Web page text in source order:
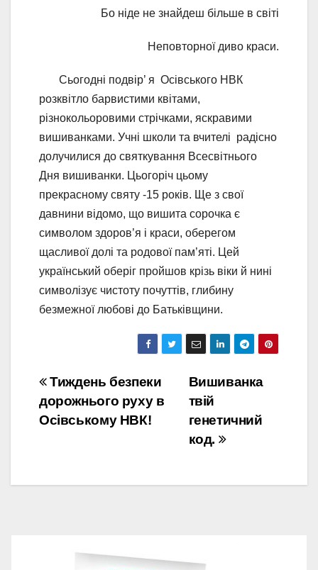
Бо ніде не знайдеш більше в світі
Неповторної диво краси.
Сьогодні подвір’ я Осівського НВК
розквітло барвистими квітами,
різнокольоровими стрічками, яскравими
вишиванками. Учні школи та вчителі радісно
долучилися до святкування Всесвітнього
Дня вишиванки. Цьогоріч цьому
прекрасному святу -15 років. Ще з свої
давнини відомо, що вишита сорочка є
символом здоров’я і краси, оберегом
щасливої долі та родової пам’яті. Цей
український оберіг пройшов крізь віки й нині
символізує чистоту почуттів, глибину
безмежної любові до Батьківщини.
Навігація
записів
Вишиванка
твій
генетичний
код.
Тиждень безпеки
дорожнього руху в
Осівському НВК!